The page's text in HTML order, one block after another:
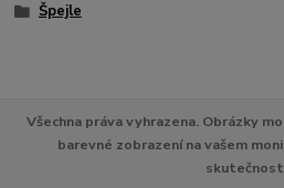
Špejle
Všechna práva vyhrazena. Obrázky
barevné zobrazení na vašem